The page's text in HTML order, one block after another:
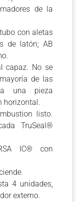
de la
con aletas
de latón; AB
capaz. No se
de las
una pieza
horizontal.
listo.
TruSeal®
IC® con
4 unidades,
externo.